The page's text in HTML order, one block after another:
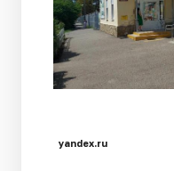
yandex.ru